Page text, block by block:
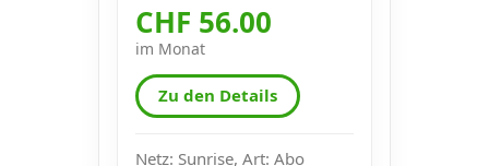
CHF 56.00
im Monat
Zu den Details
Netz: Sunrise, Art: Abo